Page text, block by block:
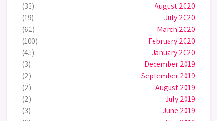
August 2020
(33)
July 2020
(19)
March 2020
(62)
February 2020
(100)
January 2020
(45)
December 2019
(3)
September 2019
(2)
August 2019
(2)
July 2019
(2)
June 2019
(3)